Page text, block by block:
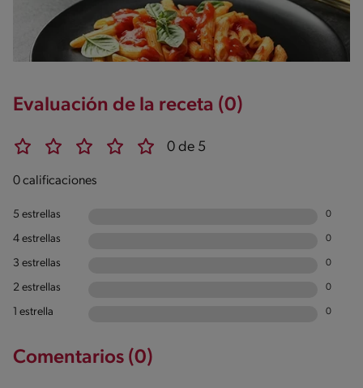
Evaluación de la receta (0)
0 de 5
0 calificaciones
5 estrellas 0
4 estrellas 0
3 estrellas 0
2 estrellas 0
1 estrella 0
Comentarios (0)